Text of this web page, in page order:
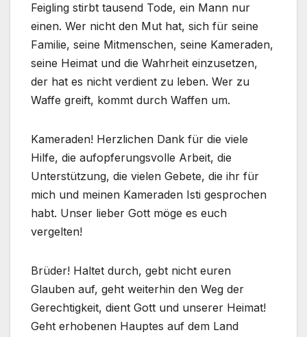
Feigling stirbt tausend Tode, ein Mann nur
einen. Wer nicht den Mut hat, sich für seine
Familie, seine Mitmenschen, seine Kameraden,
seine Heimat und die Wahrheit einzusetzen,
der hat es nicht verdient zu leben. Wer zu
Waffe greift, kommt durch Waffen um.
Kameraden! Herzlichen Dank für die viele
Hilfe, die aufopferungsvolle Arbeit, die
Unterstützung, die vielen Gebete, die ihr für
mich und meinen Kameraden Isti gesprochen
habt. Unser lieber Gott möge es euch
vergelten!
Brüder! Haltet durch, gebt nicht euren
Glauben auf, geht weiterhin den Weg der
Gerechtigkeit, dient Gott und unserer Heimat!
Geht erhobenen Hauptes auf dem Land